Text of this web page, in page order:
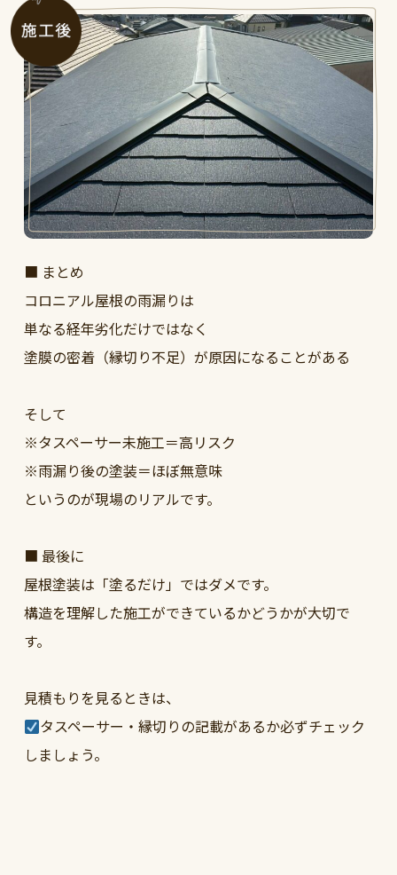
■ まとめ
コロニアル屋根の雨漏りは
単なる経年劣化だけではなく
塗膜の密着（縁切り不足）が原因になることがある
そして
※タスペーサー未施工＝高リスク
※雨漏り後の塗装＝ほぼ無意味
というのが現場のリアルです。
■ 最後に
屋根塗装は「塗るだけ」ではダメです。
構造を理解した施工ができているかどうかが大切で
す。
見積もりを見るときは、
タスペーサー・縁切りの記載があるか必ずチェック
しましょう。